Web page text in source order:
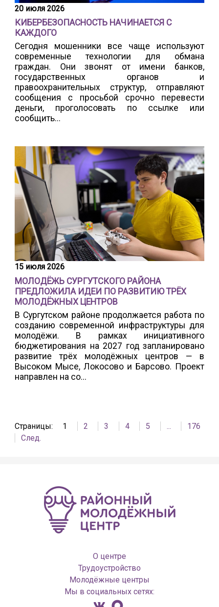
20 июля 2026
КИБЕРБЕЗОПАСНОСТЬ НАЧИНАЕТСЯ С
КАЖДОГО
Сегодня мошенники все чаще используют
современные технологии для обмана
граждан. Они звонят от имени банков,
государственных органов и
правоохранительных структур, отправляют
сообщения с просьбой срочно перевести
деньги, проголосовать по ссылке или
сообщить...
15 июля 2026
МОЛОДЁЖЬ СУРГУТСКОГО РАЙОНА
ПРЕДЛОЖИЛА ИДЕИ ПО РАЗВИТИЮ ТРЁХ
МОЛОДЁЖНЫХ ЦЕНТРОВ
В Сургутском районе продолжается работа по
созданию современной инфраструктуры для
молодёжи. В рамках инициативного
бюджетирования на 2027 год запланировано
развитие трёх молодёжных центров — в
Высоком Мысе, Локосово и Барсово. Проект
направлен на со...
Страницы: 1 2 3 4 5 ...
176
След.
О центре
Трудоустройство
Молодёжные центры
Мы в социальных сетях: